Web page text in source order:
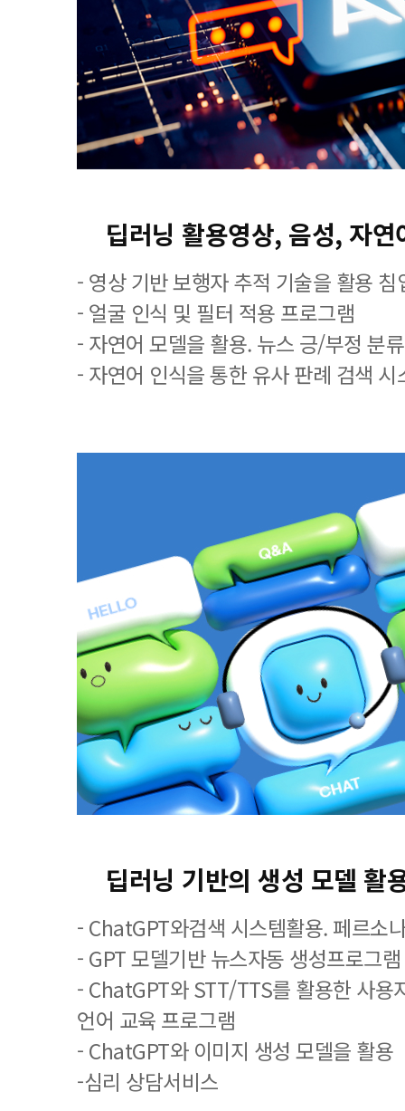
딥러닝 활용영상, 음성, 자
- 영상 기반 보행자 추적 기술을 활용 침
- 얼굴 인식 및 필터 적용 프로그램
- 자연어 모델을 활용. 뉴스 긍/부정 분
- 자연어 인식을 통한 유사 판례 검색 시
딥러닝 기반의 생성 모델 활
- ChatGPT와검색 시스템활용. 페르소
- GPT 모델기반 뉴스자동 생성프로그램
- ChatGPT와 STT/TTS를 활용한 사용
언어 교육 프로그램
- ChatGPT와 이미지 생성 모델을 활용
-심리 상담서비스